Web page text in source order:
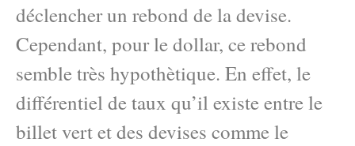
déclencher un rebond de la devise.
Cependant, pour le dollar, ce rebond
semble très hypothètique. En effet, le
différentiel de taux qu’il existe entre le
billet vert et des devises comme le